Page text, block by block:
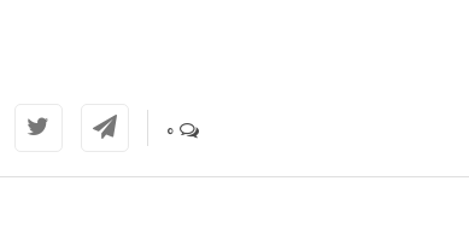
0